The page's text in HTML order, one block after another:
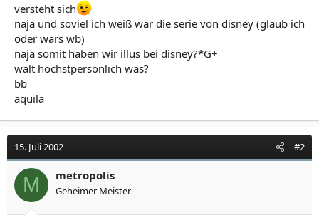
versteht sich
naja und soviel ich weiß war die serie von disney (glaub ich
oder wars wb)
naja somit haben wir illus bei disney?*G+
walt höchstpersönlich was?
bb
aquila
15. Juli 2002 #2
M metropolis
Geheimer Meister